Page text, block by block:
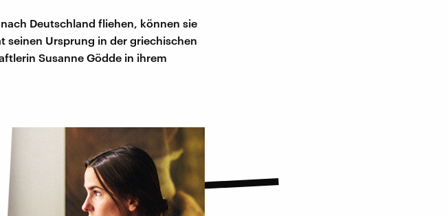
Deutschland fliehen, können sie
seinen Ursprung in der griechischen
Susanne Gödde in ihrem